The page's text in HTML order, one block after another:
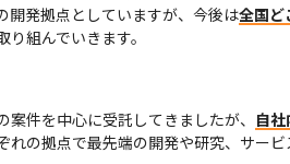
開発拠点としていますが、今後は全国ど
組んでいきます。
件を中心に受託してきましたが、 自
の拠点で最先端の開発や研究、サービ